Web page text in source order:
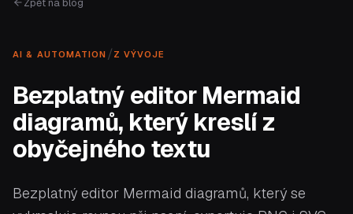
AI & AUTOMATION / Z VÝVOJE
Bezplatný editor Mermaid
diagramů, který kreslí z
obyčejného textu
Bezplatný editor Mermaid diagramů, který se